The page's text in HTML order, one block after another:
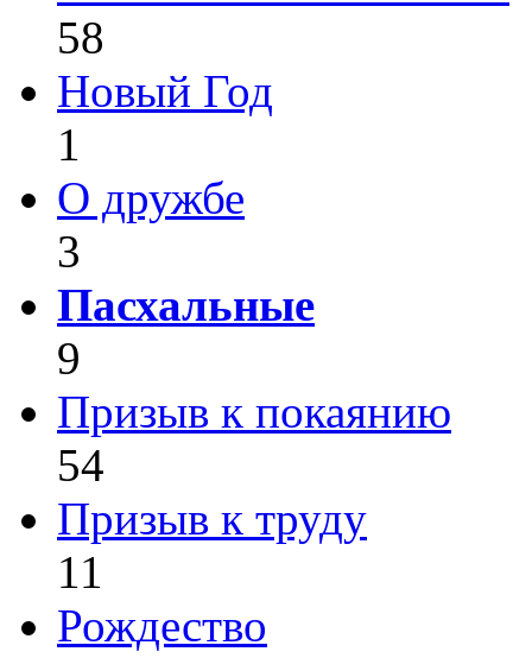
58
Новый Год
1
О дружбе
3
Пасхальные
9
Призыв к покаянию
54
Призыв к труду
11
Рождество